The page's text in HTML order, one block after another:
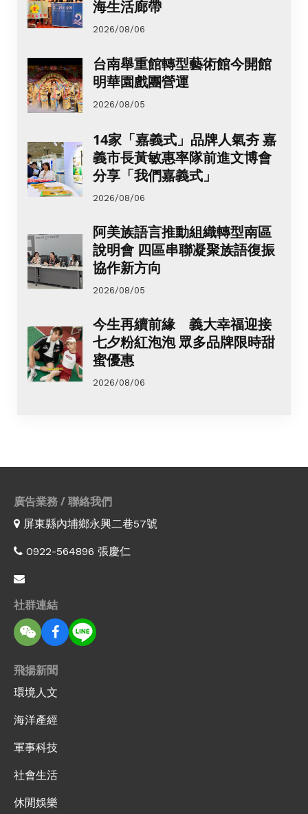
海生活廊帶
2026/08/06
台南舉重館轉型藝術館今開館
明華園戲團營運
2026/08/05
14家「嘉義式」品牌人氣夯 嘉
義市長黃敏惠率隊前進文博會
分享「我們嘉義式」
2026/08/06
阿美族語言推動組織轉型南區
說明會 四區串聯凝聚族語復振
協作新方向
2026/08/05
今生再續前緣 義大幸福迎接
七夕粉紅泡泡 眾多品牌限時甜
蜜優惠
2026/08/06
廣告業務 / 聯絡我們
屏東縣內埔鄉永興二巷57號
0922-564896 張慶仁
社群連結
飛揚新聞
環境人文
海洋產經
軍事科技
社會生活
休閒娛樂